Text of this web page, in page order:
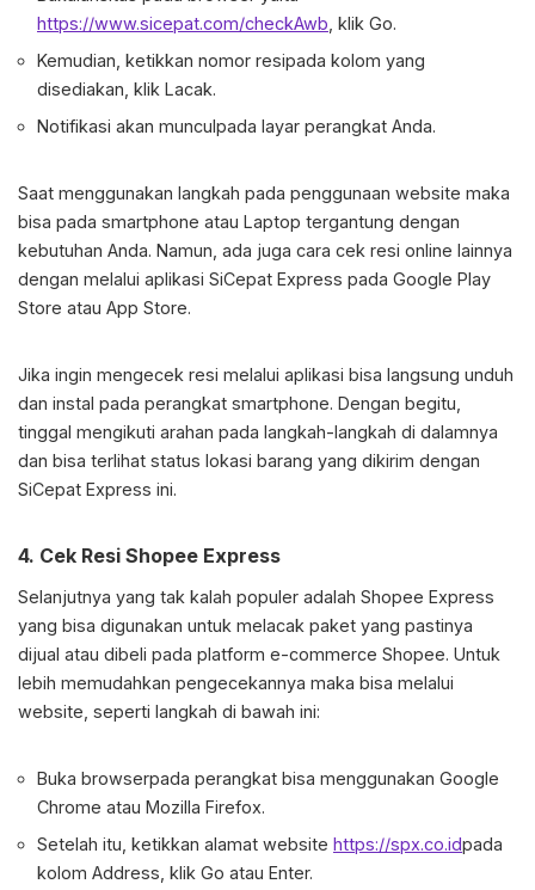
https://www.sicepat.com/checkAwb , klik Go.
Kemudian, ketikkan nomor resipada kolom yang
disediakan, klik Lacak.
Notifikasi akan munculpada layar perangkat Anda.
Saat menggunakan langkah pada penggunaan website maka
bisa pada smartphone atau Laptop tergantung dengan
kebutuhan Anda. Namun, ada juga cara cek resi online lainnya
dengan melalui aplikasi SiCepat Express pada Google Play
Store atau App Store.
Jika ingin mengecek resi melalui aplikasi bisa langsung unduh
dan instal pada perangkat smartphone. Dengan begitu,
tinggal mengikuti arahan pada langkah-langkah di dalamnya
dan bisa terlihat status lokasi barang yang dikirim dengan
SiCepat Express ini.
4. Cek Resi Shopee Express
Selanjutnya yang tak kalah populer adalah Shopee Express
yang bisa digunakan untuk melacak paket yang pastinya
dijual atau dibeli pada platform e-commerce Shopee. Untuk
lebih memudahkan pengecekannya maka bisa melalui
website, seperti langkah di bawah ini:
Buka browserpada perangkat bisa menggunakan Google
Chrome atau Mozilla Firefox.
Setelah itu, ketikkan alamat website https://spx.co.idpada
kolom Address, klik Go atau Enter.